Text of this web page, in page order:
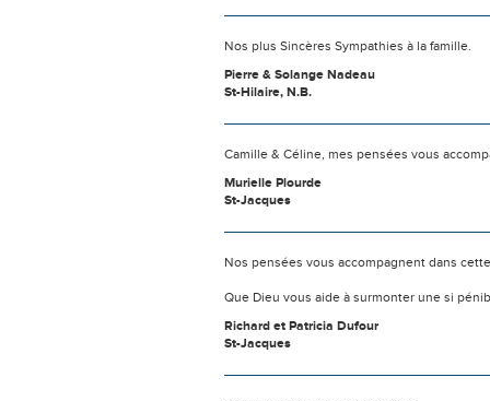
Nos plus Sincères Sympathies à la famille.
Pierre & Solange Nadeau
St-Hilaire, N.B.
Camille & Céline, mes pensées vous
Murielle Plourde
St-Jacques
Nos pensées vous accompagnent dans
Que Dieu vous aide à surmonter une si
Richard et Patricia Dufour
St-Jacques